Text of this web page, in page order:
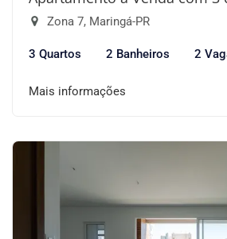
Zona 7, Maringá-PR
3 Quartos 2 Banheiros 2
Mais informações